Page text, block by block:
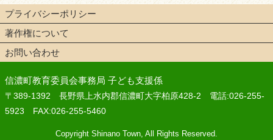
プライバシーポリシー
著作権について
お問い合わせ
信濃町教育委員会事務局 子ども支援係
〒389-1392 長野県上水内郡信濃町大字柏原428-2 電話:026-255-
5923 FAX:026-255-5460
Copyright Shinano Town, All Rights Reserved.